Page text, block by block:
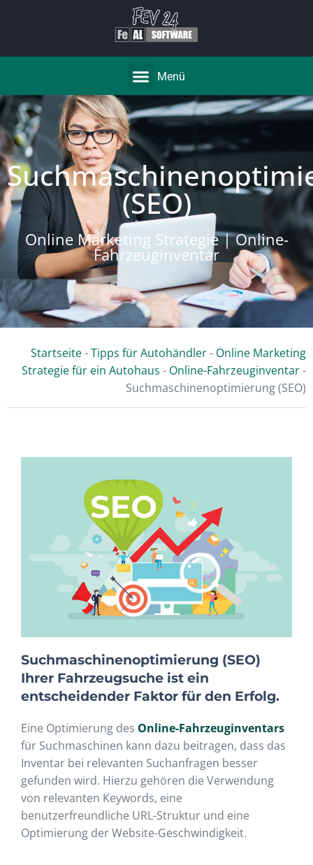
Menü
(SEO)
Online Marketing Strategie | Online-
Fahrzeuginventar
Startseite-Tipps für Autohändler- Online Marketing
Strategie für ein Autohaus - Online-Fahrzeuginventar-
Suchmaschinenoptimierung (SEO)
Suchmaschinenoptimierung (SEO)
Ihrer Fahrzeugsuche ist ein
entscheidender Faktor für den Erfolg.
Eine Optimierung des Online-Fahrzeuginventars
für Suchmaschinen kann dazu beitragen, dass das
Inventar bei relevanten Suchanfragen besser
gefunden wird. Hierzu gehören die Verwendung
von relevanten Keywords, eine
benutzerfreundliche URL-Struktur und eine
Optimierung der Website-Geschwindigkeit.